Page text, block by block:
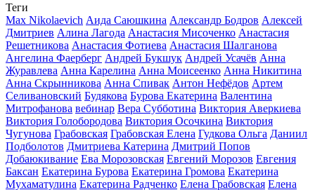
Теги
Max Nikolaevich Аида Саюшкина Александр Бодров Алексей
Дмитриев Алина Лагода Анастасия Мисоченко Анастасия
Решетникова Анастасия Фотиева Анастасия Шалганова
Ангелина Фаерберг Андрей Букшук Андрей Усачёв Анна
Журавлева Анна Карелина Анна Моисеенко Анна Никитина
Анна Скрынникова Анна Спивак Антон Нефёдов Артем
Селивановский Будякова Бурова Екатерина Валентина
Митрофанова вебинар Вера Субботина Виктория Аверкиева
Виктория Голобородова Виктория Осочкина Виктория
Чугунова Грабовская Грабовская Елена Гудкова Ольга Даниил
Подболотов Дмитриева Катерина Дмитрий Попов
Добаюкивание Ева Морозовская Евгений Морозов Евгения
Баксан Екатерина Бурова Екатерина Громова Екатерина
Мухаматулина Екатерина Радченко Елена Грабовская Елена